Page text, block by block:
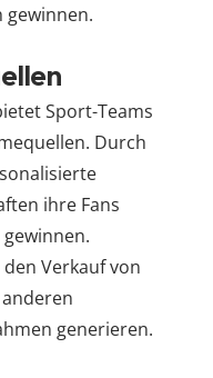
gewinnen.
Sport-Teams
Durch
ihre Fans
Verkauf von
generieren.